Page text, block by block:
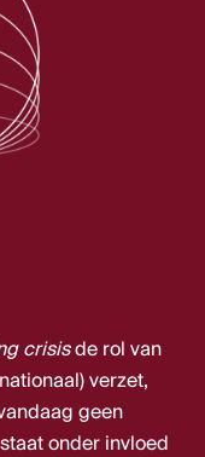
crisisde rol van
verzet,
geen
onder invloed